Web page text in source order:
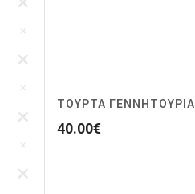
ΤΟΎΡΤΑ ΓΕΝΝΗΤΟΎΡΙΑ
40.00€